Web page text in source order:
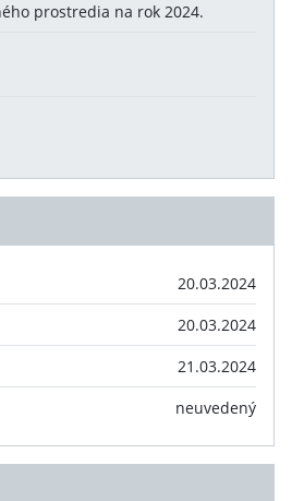
prostredia na rok 2024.
20.03.2024
20.03.2024
21.03.2024
neuvedený